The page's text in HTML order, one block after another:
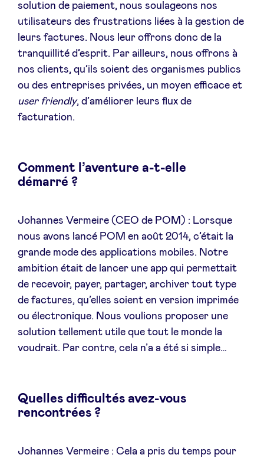
My Portofolio
Accès Dealflow investisseur
Health Expert Circle
solution de paiement, nous soulageons nos
utilisateurs des frustrations liées à la gestion de
leurs factures. Nous leur offrons donc de la
tranquillité d’esprit. Par ailleurs, nous offrons à
nos clients, qu’ils soient des organismes publics
ou des entreprises privées, un moyen efficace et
user friendly, d’améliorer leurs flux de
facturation.
Comment l’aventure a-t-elle
démarré ?
Johannes Vermeire (CEO de POM) : Lorsque
nous avons lancé POM en août 2014, c’était la
grande mode des applications mobiles. Notre
ambition était de lancer une app qui permettait
de recevoir, payer, partager, archiver tout type
de factures, qu’elles soient en version imprimée
ou électronique. Nous voulions proposer une
solution tellement utile que tout le monde la
voudrait. Par contre, cela n’a a été si simple…
Quelles difficultés avez-vous
rencontrées ?
Johannes Vermeire : Cela a pris du temps pour